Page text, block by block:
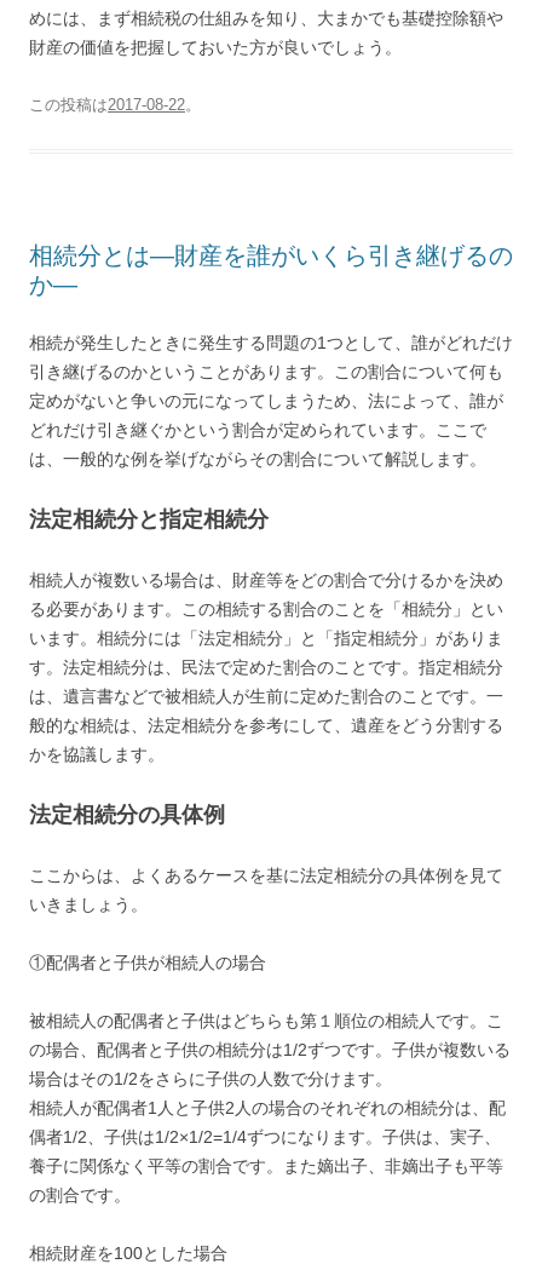
めには、まず相続税の仕組みを知り、大まかでも基礎控除額や
財産の価値を把握しておいた方が良いでしょう。
この投稿は2017-08-22。
相続分とは―財産を誰がいくら引き継げるの
か―
相続が発生したときに発生する問題の1つとして、誰がどれだけ
引き継げるのかということがあります。この割合について何も
定めがないと争いの元になってしまうため、法によって、誰が
どれだけ引き継ぐかという割合が定められています。ここで
は、一般的な例を挙げながらその割合について解説します。
法定相続分と指定相続分
相続人が複数いる場合は、財産等をどの割合で分けるかを決め
る必要があります。この相続する割合のことを「相続分」とい
います。相続分には「法定相続分」と「指定相続分」がありま
す。法定相続分は、民法で定めた割合のことです。指定相続分
は、遺言書などで被相続人が生前に定めた割合のことです。一
般的な相続は、法定相続分を参考にして、遺産をどう分割する
かを協議します。
法定相続分の具体例
ここからは、よくあるケースを基に法定相続分の具体例を見て
いきましょう。
①配偶者と子供が相続人の場合
被相続人の配偶者と子供はどちらも第１順位の相続人です。こ
の場合、配偶者と子供の相続分は1/2ずつです。子供が複数いる
場合はその1/2をさらに子供の人数で分けます。
相続人が配偶者1人と子供2人の場合のそれぞれの相続分は、配
偶者1/2、子供は1/2×1/2=1/4ずつになります。子供は、実子、
養子に関係なく平等の割合です。また嫡出子、非嫡出子も平等
の割合です。
相続財産を100とした場合